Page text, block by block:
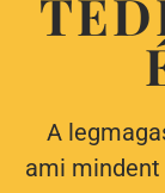
A
ami